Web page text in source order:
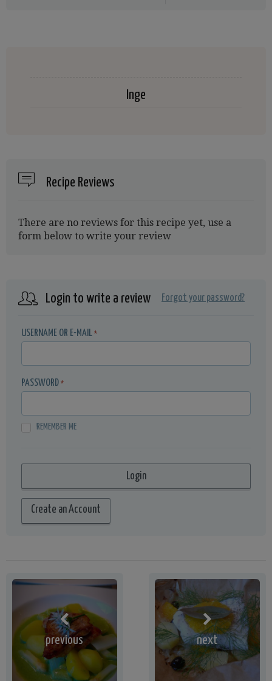
Inge
Recipe Reviews
There are no reviews for this recipe yet, use a
form below to write your review
Login to write a review Forgot your password?
USERNAME OR E-MAIL *
PASSWORD *
REMEMBER ME
Create an Account
previous next